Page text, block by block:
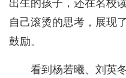
出生的孩子，还在名校
自己滚烫的思考，展现
鼓励。
看到杨若曦、刘英